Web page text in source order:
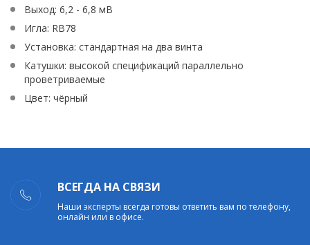
Выход: 6,2 - 6,8 мВ
Игла: RB78
Установка: стандартная на два винта
Катушки: высокой спецификаций параллельно
проветриваемые
Цвет: чёрный
ВСЕГДА НА СВЯЗИ
Наши эксперты всегда готовы ответить вам по телефону,
онлайн или в офисе.